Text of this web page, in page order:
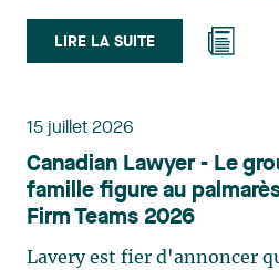
et de permis, l’application
règlements d’urbanisme,
municipalités dans la
Reconnue pour son
et pratique, elle intervient
taxation municipale et
plus de contribuer
LIRE LA SUITE
15 juillet 2026
Canadian Lawyer - Le
famille figure au
Firm Teams 2026
Lavery est fier d'annoncer